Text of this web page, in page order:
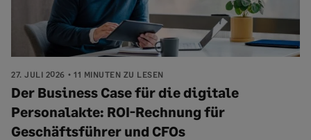
27. JULI 2026 11 MINUTEN ZU LESEN
Der Business Case für die digitale
Personalakte: ROI-Rechnung für
Geschäftsführer und CFOs